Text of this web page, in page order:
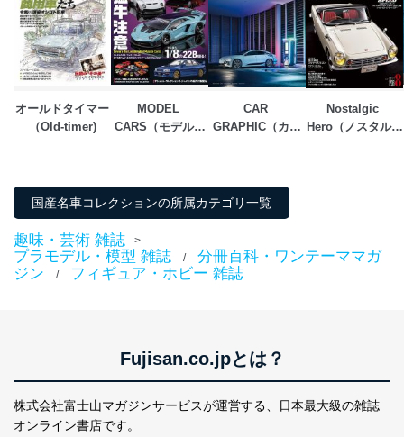
オールドタイマー
（Old-timer)
MODEL
CARS（モデル・
CAR
GRAPHIC（カー
Nostalgic
Hero（ノスタルジ
国産名車コレクションの所属カテゴリ一覧
趣味・芸術 雑誌 >
プラモデル・模型 雑誌 /
分冊百科・ワンテーママガ
ジン
/ フィギュア・ホビー 雑誌
Fujisan.co.jpとは？
株式会社富士山マガジンサービスが運営する、
日本最大級の雑誌
オンライン書店です。